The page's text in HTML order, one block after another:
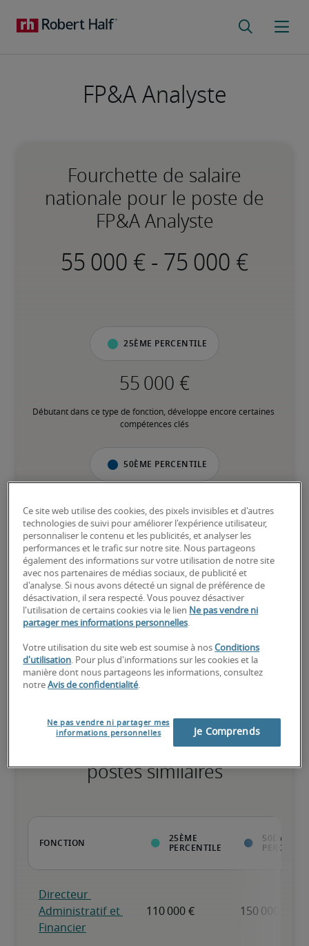
FP&A Analyste
Fourchette de salaire
nationale pour le poste de
FP&A Analyste
-
25ème percentile
Débutant dans ce type de fonction, développe encore certaines
compétences clés
50ème percentile
Expérience intermédiaire, possède la plupart des compétences
clés
75ème percentile
Expérience reconnue, possède toutes les compétences clés
Salaires estimés pour des
postes similaires
Ce site web utilise des cookies, des pixels invisibles et d'autres
technologies de suivi pour améliorer l'expérience utilisateur,
personnaliser le contenu et les publicités, et analyser les
performances et le trafic sur notre site. Nous partageons
également des informations sur votre utilisation de notre site
avec nos partenaires de médias sociaux, de publicité et
d'analyse. Si nous avons détecté un signal de préférence de
désactivation, il sera respecté. Vous pouvez désactiver
l'utilisation de certains cookies via le lien Ne pas vendre ni
partager mes informations personnelles.
Votre utilisation du site web est soumise à nosConditions
d'utilisation. Pour plus d'informations sur les cookies et la
manière dont nous partageons les informations, consultez
notreAvis de confidentialité.
Ne pas vendre ni partager mes
informations personnelles
Je Comprends